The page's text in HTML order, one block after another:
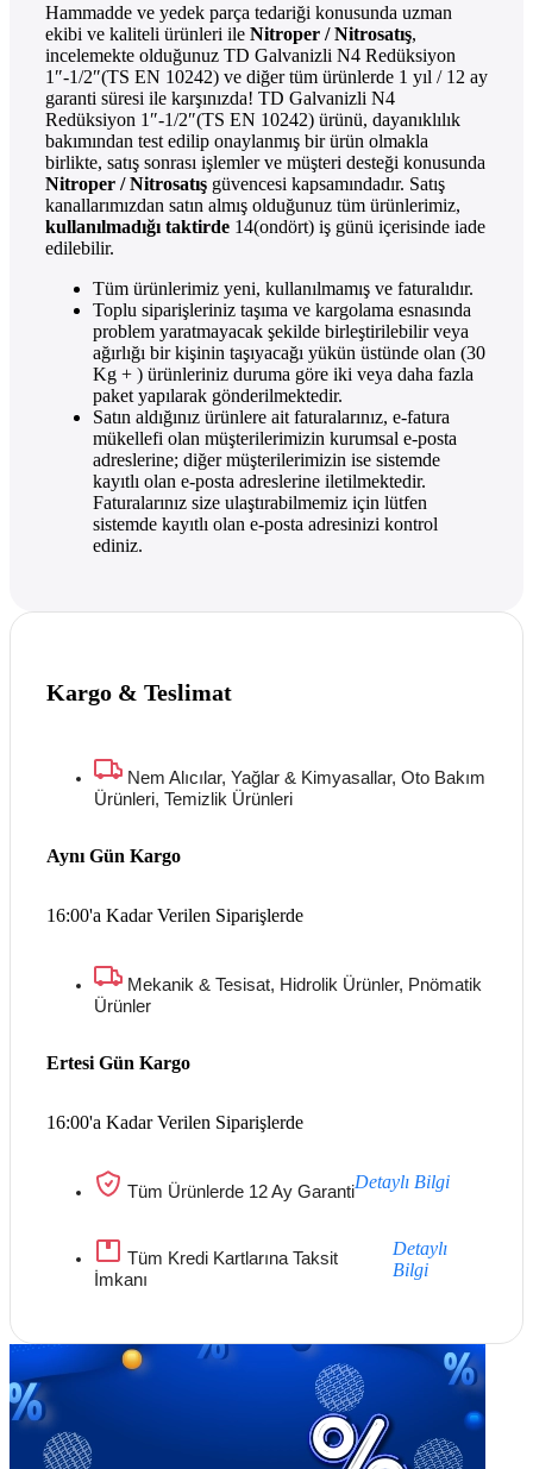
Hammadde ve yedek parça tedariği konusunda uzman
ekibi ve kaliteli ürünleri ile Nitroper / Nitrosatış,
incelemekte olduğunuz TD Galvanizli N4 Redüksiyon
1″-1/2″(TS EN 10242) ve diğer tüm ürünlerde 1 yıl / 12 ay
garanti süresi ile karşınızda! TD Galvanizli N4
Redüksiyon 1″-1/2″(TS EN 10242) ürünü, dayanıklılık
bakımından test edilip onaylanmış bir ürün olmakla
birlikte, satış sonrası işlemler ve müşteri desteği konusunda
Nitroper / Nitrosatış güvencesi kapsamındadır. Satış
kanallarımızdan satın almış olduğunuz tüm ürünlerimiz,
kullanılmadığı taktirde 14(ondört) iş günü içerisinde iade
edilebilir.
Tüm ürünlerimiz yeni, kullanılmamış ve faturalıdır.
Toplu siparişleriniz taşıma ve kargolama esnasında
problem yaratmayacak şekilde birleştirilebilir veya
ağırlığı bir kişinin taşıyacağı yükün üstünde olan (30
Kg + ) ürünleriniz duruma göre iki veya daha fazla
paket yapılarak gönderilmektedir.
Satın aldığınız ürünlere ait faturalarınız, e-fatura
mükellefi olan müşterilerimizin kurumsal e-posta
adreslerine; diğer müşterilerimizin ise sistemde
kayıtlı olan e-posta adreslerine iletilmektedir.
Faturalarınız size ulaştırabilmemiz için lütfen
sistemde kayıtlı olan e-posta adresinizi kontrol
ediniz.
Kargo & Teslimat
Nem Alıcılar, Yağlar & Kimyasallar, Oto Bakım
Ürünleri, Temizlik Ürünleri
16:00'a Kadar Verilen Siparişlerde
Aynı Gün Kargo
Mekanik & Tesisat, Hidrolik Ürünler, Pnömatik
Ürünler
16:00'a Kadar Verilen Siparişlerde
Ertesi Gün Kargo
Tüm Ürünlerde 12 Ay GarantiDetaylı Bilgi
Tüm Kredi Kartlarına Taksit
İmkanı
Detaylı
Bilgi